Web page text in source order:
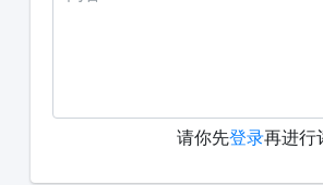
请你先登录再进行